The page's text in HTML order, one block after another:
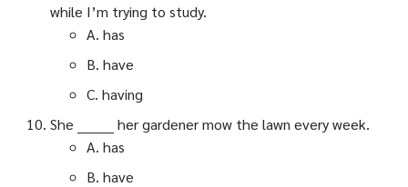
while I’m trying to study.
A. has
B. have
C. having
She ________ her gardener mow the lawn every week.
A. has
B. have